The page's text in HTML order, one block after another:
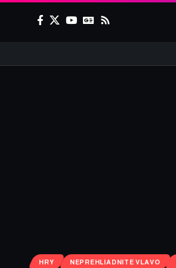
HRY NEPREHLIADNITE VLAVO